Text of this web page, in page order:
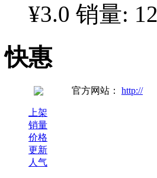
¥3.0 销量:
快惠
官方网站： http://
上架
销量
价格
更新
人气